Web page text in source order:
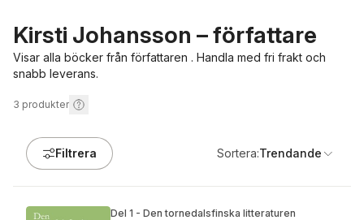
Kirsti Johansson – författare
Visar alla böcker från författaren . Handla med fri frakt och
snabb leverans.
3 produkter
Filtrera Sortera:Trendande
Del 1 - Den tornedalsfinska litteraturen